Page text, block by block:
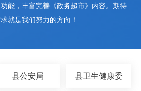
能，丰富完善《政务超市》内容。期待
就是我们努力的方向！
县公安局 县卫生健康委